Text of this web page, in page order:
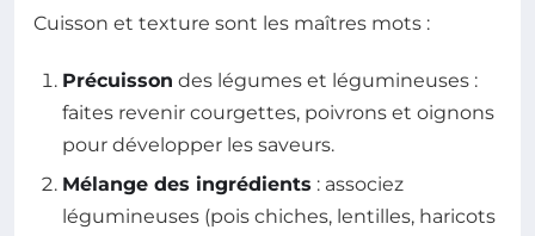
Cuisson et texture sont les maîtres mots :
Précuisson des légumes et légumineuses :
faites revenir courgettes, poivrons et oignons
pour développer les saveurs.
Mélange des ingrédients : associez
légumineuses (pois chiches, lentilles, haricots